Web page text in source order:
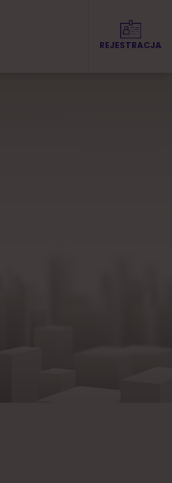
REJESTRACJA